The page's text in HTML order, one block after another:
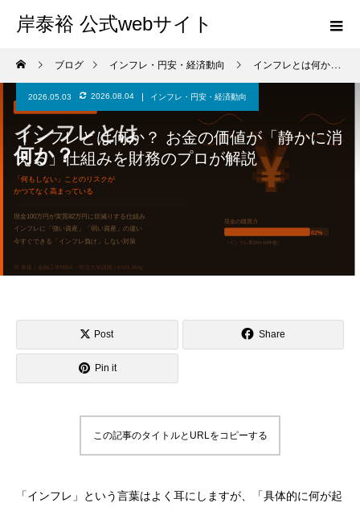
岸泰裕 公式webサイト
ブログ インフレ・円安・経済動向 インフレとは何か？ お金の価値が「静かに消える」仕組みを財務のプロが解説
2026.05.03 2026.08.04 インフレ・円安・経済動向
インフレとは何か？ お金の価値が「静かに消
える」仕組みを財務のプロが解説
Post Share
Pin it
この記事のタイトルとURLをコピーする
「インフレ」という言葉はよく耳にしますが、「具体的に何が起